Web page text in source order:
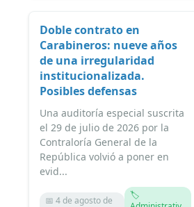
Doble contrato en
Carabineros: nueve años
de una irregularidad
institucionalizada.
Posibles defensas
Una auditoría especial suscrita
el 29 de julio de 2026 por la
Contraloría General de la
República volvió a poner en
evid...
📅 4 de agosto de
🏷️